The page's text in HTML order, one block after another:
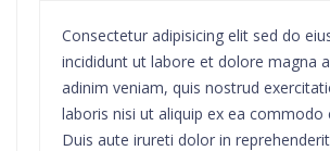
Consectetur adipisicing elit sed do
incididunt ut labore et dolore magna
adinim veniam, quis nostrud
laboris nisi ut aliquip ex ea commodo
Duis aute irureti dolor in